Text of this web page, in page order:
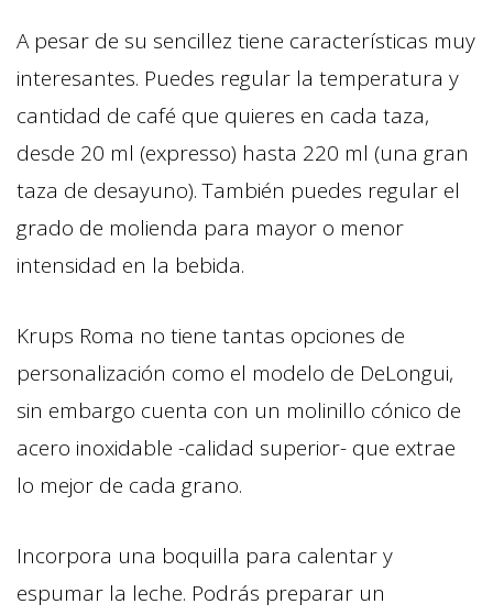
A pesar de su sencillez tiene características muy
interesantes. Puedes regular la temperatura y
cantidad de café que quieres en cada taza,
desde 20 ml (expresso) hasta 220 ml (una gran
taza de desayuno). También puedes regular el
grado de molienda para mayor o menor
intensidad en la bebida.
Krups Roma no tiene tantas opciones de
personalización como el modelo de DeLongui,
sin embargo cuenta con un molinillo cónico de
acero inoxidable -calidad superior- que extrae
lo mejor de cada grano.
Incorpora una boquilla para calentar y
espumar la leche. Podrás preparar un